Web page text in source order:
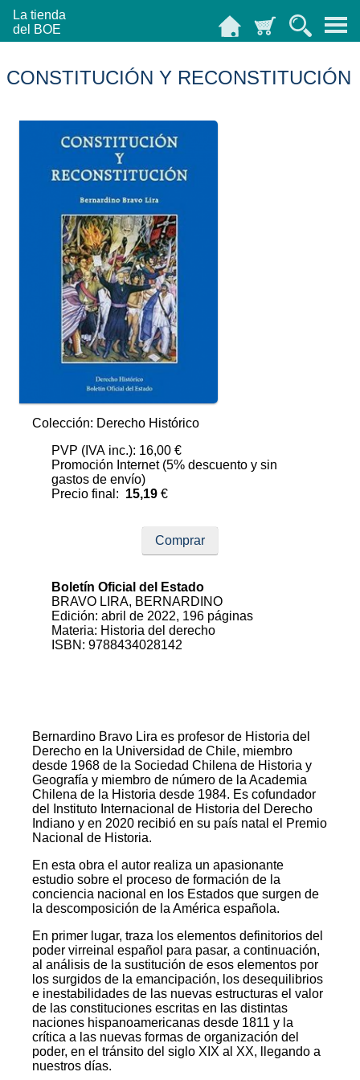
La tienda
del BOE
CONSTITUCIÓN Y RECONSTITUCIÓN
Colección: Derecho Histórico
PVP (IVA inc.): 16,00 €
Promoción Internet (5% descuento y sin
gastos de envío)
Precio final: 15,19 €
Comprar
Boletín Oficial del Estado
BRAVO LIRA, BERNARDINO
Edición: abril de 2022, 196 páginas
Materia: Historia del derecho
ISBN: 9788434028142
Bernardino Bravo Lira es profesor de Historia del
Derecho en la Universidad de Chile, miembro
desde 1968 de la Sociedad Chilena de Historia y
Geografía y miembro de número de la Academia
Chilena de la Historia desde 1984. Es cofundador
del Instituto Internacional de Historia del Derecho
Indiano y en 2020 recibió en su país natal el Premio
Nacional de Historia.
En esta obra el autor realiza un apasionante
estudio sobre el proceso de formación de la
conciencia nacional en los Estados que surgen de
la descomposición de la América española.
En primer lugar, traza los elementos definitorios del
poder virreinal español para pasar, a continuación,
al análisis de la sustitución de esos elementos por
los surgidos de la emancipación, los desequilibrios
e inestabilidades de las nuevas estructuras el valor
de las constituciones escritas en las distintas
naciones hispanoamericanas desde 1811 y la
crítica a las nuevas formas de organización del
poder, en el tránsito del siglo XIX al XX, llegando a
nuestros días.